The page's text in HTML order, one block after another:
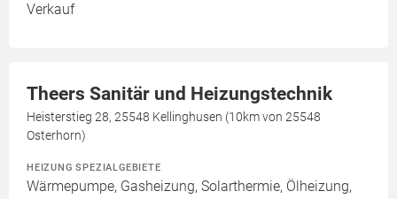
Verkauf
Theers Sanitär und Heizungstechnik
Heisterstieg 28, 25548 Kellinghusen (10km von 25548
Osterhorn)
HEIZUNG SPEZIALGEBIETE
Wärmepumpe, Gasheizung, Solarthermie, Ölheizung,